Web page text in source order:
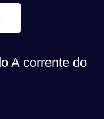
A corrente do